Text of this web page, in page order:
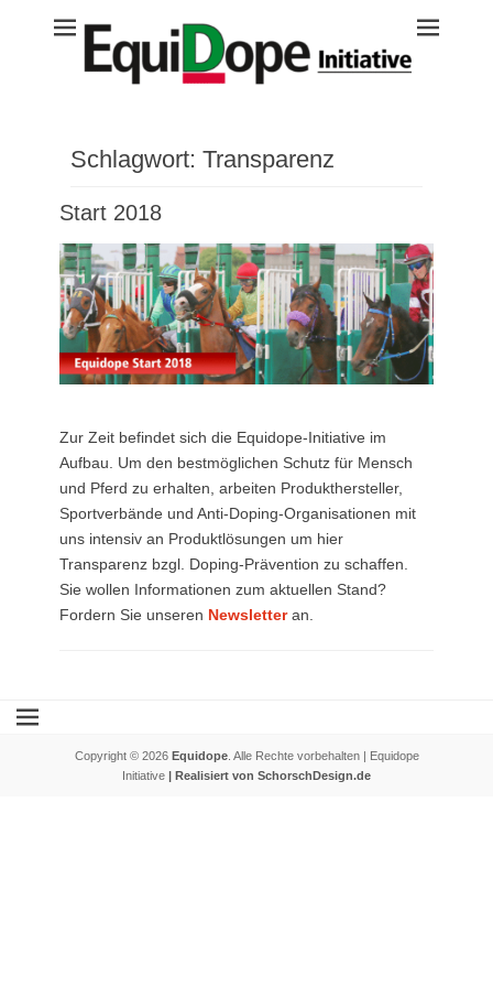
Equidope
Schlagwort: Transparenz
Start 2018
Zur Zeit befindet sich die Equidope-Initiative im
Aufbau. Um den bestmöglichen Schutz für Mensch
und Pferd zu erhalten, arbeiten Produkthersteller,
Sportverbände und Anti-Doping-Organisationen mit
uns intensiv an Produktlösungen um hier
Transparenz bzgl. Doping-Prävention zu schaffen.
Sie wollen Informationen zum aktuellen Stand?
Fordern Sie unseren Newsletteran.
Copyright © 2026 Equidope. Alle Rechte vorbehalten | Equidope
Initiative | Realisiert von SchorschDesign.de